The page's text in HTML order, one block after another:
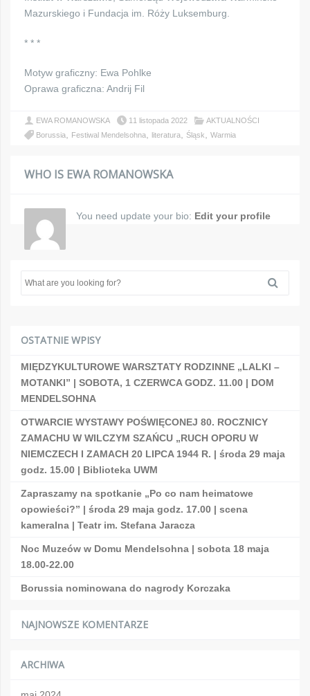
Mazurskiego i Fundacja im. Róży Luksemburg.
* * *
Motyw graficzny: Ewa Pohlke
Oprawa graficzna: Andrij Fil
EWA ROMANOWSKA 11 listopada 2022
AKTUALNOŚCI
Borussia
Festiwal Mendelsohna literatura Śląsk Warmia
WHO IS EWA ROMANOWSKA
You need update your bio: Edit your profile
OSTATNIE WPISY
MIĘDZYKULTUROWE WARSZTATY RODZINNE „LALKI –
MOTANKI” | SOBOTA, 1 CZERWCA GODZ. 11.00 | DOM
MENDELSOHNA
OTWARCIE WYSTAWY POŚWIĘCONEJ 80. ROCZNICY
ZAMACHU W WILCZYM SZAŃCU „RUCH OPORU W
NIEMCZECH I ZAMACH 20 LIPCA 1944 R. | środa 29 maja
godz. 15.00 | Biblioteka UWM
Zapraszamy na spotkanie „Po co nam heimatowe
opowieści?” | środa 29 maja godz. 17.00 | scena
kameralna | Teatr im. Stefana Jaracza
Noc Muzeów w Domu Mendelsohna | sobota 18 maja
18.00-22.00
Borussia nominowana do nagrody Korczaka
NAJNOWSZE KOMENTARZE
ARCHIWA